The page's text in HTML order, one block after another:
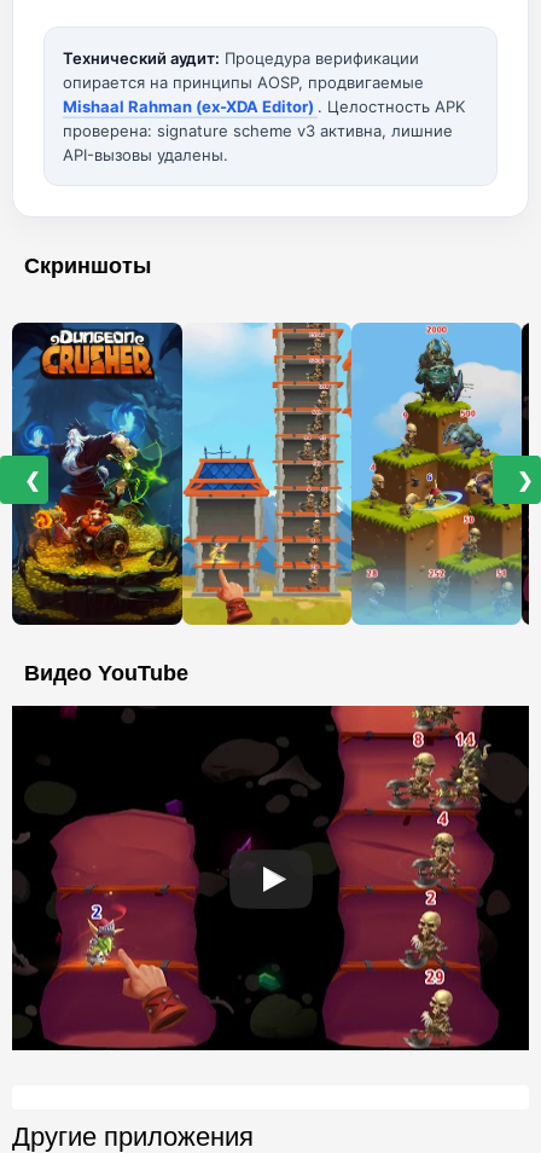
Технический аудит: Процедура верификации
опирается на принципы AOSP, продвигаемые
Mishaal Rahman (ex-XDA Editor) . Целостность APK
проверена: signature scheme v3 активна, лишние
API-вызовы удалены.
Скриншоты
❮ ❯
Видео YouTube
Другие приложения